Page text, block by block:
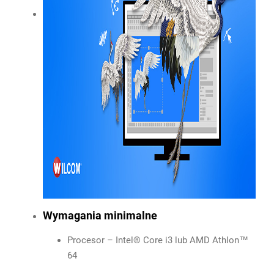
Wymagania minimalne
Procesor – Intel® Core i3 lub AMD Athlon™
64